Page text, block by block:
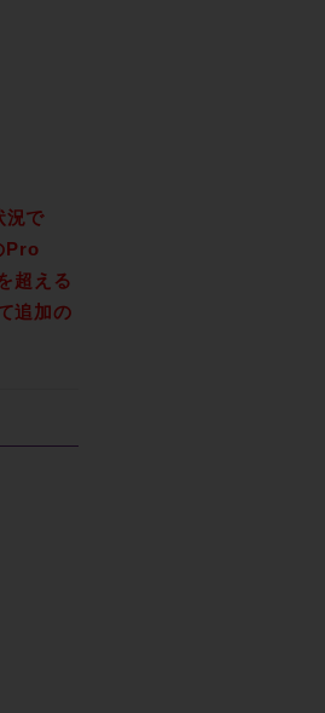
況で
Pro
超える
追加の